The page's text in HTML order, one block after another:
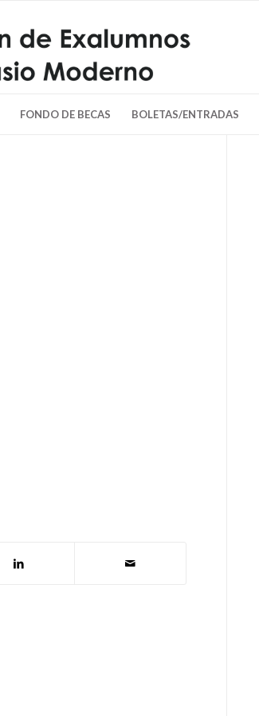
FONDO DE BECAS BOLETAS/ENTRADAS